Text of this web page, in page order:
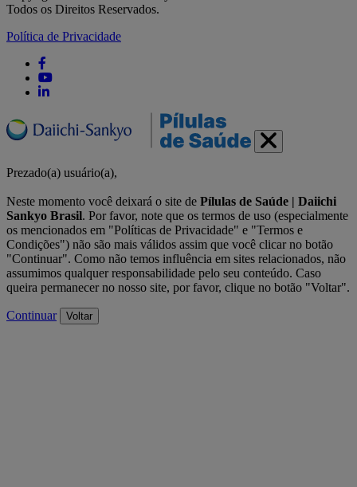
Todos os Direitos Reservados.
Política de Privacidade
Prezado(a) usuário(a),
Neste momento você deixará o site de Pílulas de Saúde | Daiichi
Sankyo Brasil. Por favor, note que os termos de uso (especialmente
os mencionados em "Políticas de Privacidade" e "Termos e
Condições") não são mais válidos assim que você clicar no botão
"Continuar". Como não temos influência em sites relacionados, não
assumimos qualquer responsabilidade pelo seu conteúdo. Caso
queira permanecer no nosso site, por favor, clique no botão "Voltar".
Continuar Voltar